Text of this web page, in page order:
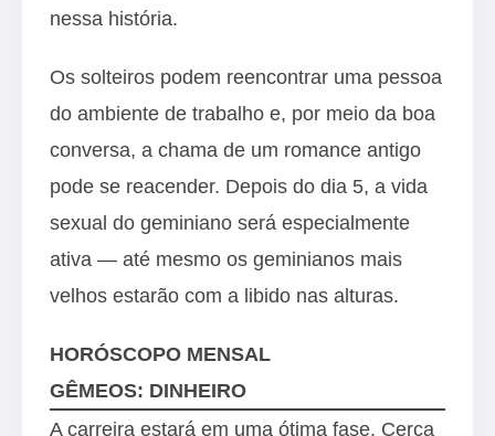
nessa história.
Os solteiros podem reencontrar uma pessoa
do ambiente de trabalho e, por meio da boa
conversa, a chama de um romance antigo
pode se reacender. Depois do dia 5, a vida
sexual do geminiano será especialmente
ativa — até mesmo os geminianos mais
velhos estarão com a libido nas alturas.
HORÓSCOPO MENSAL
GÊMEOS: DINHEIRO
A carreira estará em uma ótima fase. Cerca